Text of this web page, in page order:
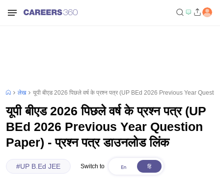
लेख यूपी बीएड 2026 पिछले वर्ष के प्रश्न पत्र (UP BEd 2026 Previous Year
यूपी बीएड 2026 पिछले वर्ष के प्रश्न पत्र (UP
BEd 2026 Previous Year Question
Paper) - प्रश्न पत्र डाउनलोड लिंक
#UP B.Ed JEE Switch to